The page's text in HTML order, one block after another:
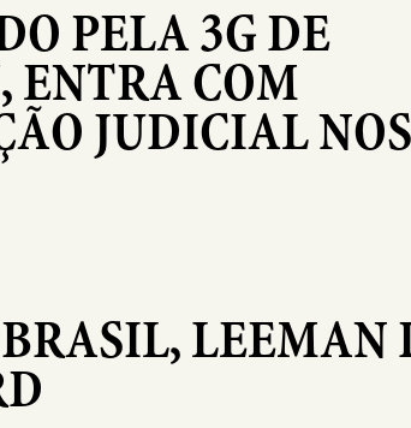
PELA 3G DE
ENTRA COM
JUDICIAL NOS
LEEMAN